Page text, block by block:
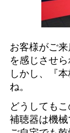
お客様がご
を感じさせら
しかし、『
ね。
どうしても
補聴器は機械